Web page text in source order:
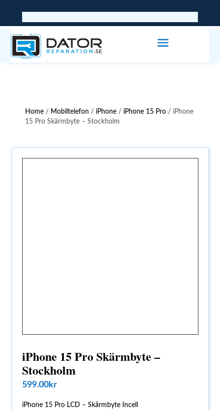
Home / Mobiltelefon / iPhone / iPhone 15 Pro / iPhone
15 Pro Skärmbyte – Stockholm
iPhone 15 Pro Skärmbyte –
Stockholm
599.00kr
iPhone 15 Pro LCD – Skärmbyte Incell